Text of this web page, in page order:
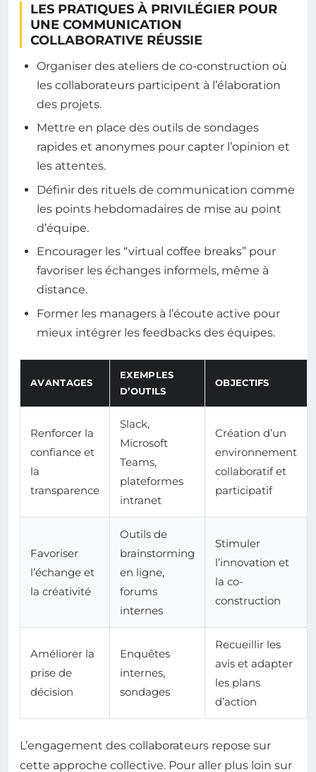
LES PRATIQUES À PRIVILÉGIER POUR
UNE COMMUNICATION
COLLABORATIVE RÉUSSIE
Organiser des ateliers de co-construction où
les collaborateurs participent à l’élaboration
des projets.
Mettre en place des outils de sondages
rapides et anonymes pour capter l’opinion et
les attentes.
Définir des rituels de communication comme
les points hebdomadaires de mise au point
d’équipe.
Encourager les “virtual coffee breaks” pour
favoriser les échanges informels, même à
distance.
Former les managers à l’écoute active pour
mieux intégrer les feedbacks des équipes.
AVANTAGES
EXEMPLES
D’OUTILS
OBJECTIFS
Renforcer la
confiance et
la
transparence
Slack,
Microsoft
Teams,
plateformes
intranet
Création d’un
environnement
collaboratif et
participatif
Favoriser
l’échange et
la créativité
Outils de
brainstorming
en ligne,
forums
internes
Stimuler
l’innovation et
la co-
construction
Améliorer la
prise de
décision
Enquêtes
internes,
sondages
Recueillir les
avis et adapter
les plans
d’action
L’engagement des collaborateurs repose sur
cette approche collective. Pour aller plus loin sur